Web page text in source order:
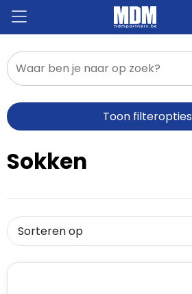
Relatiegeschenken
Promotietextiel
Toon filteropties
Sokken